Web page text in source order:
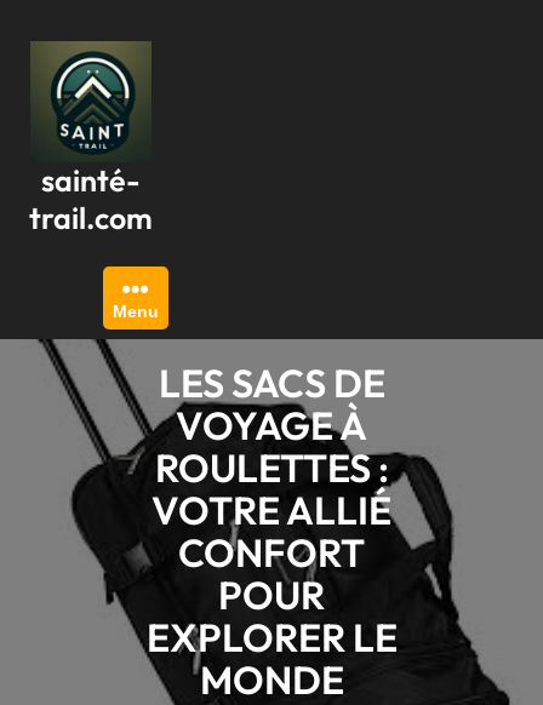
contenu
sainté-
trail.com
Menu
LES SACS DE
VOYAGE À
ROULETTES :
VOTRE ALLIÉ
CONFORT
POUR
EXPLORER LE
MONDE